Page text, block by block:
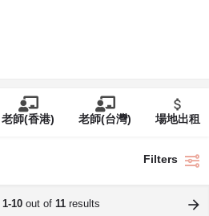
老師(香港) 老師(台灣) 場地出租
Filters
1-10out of 11results